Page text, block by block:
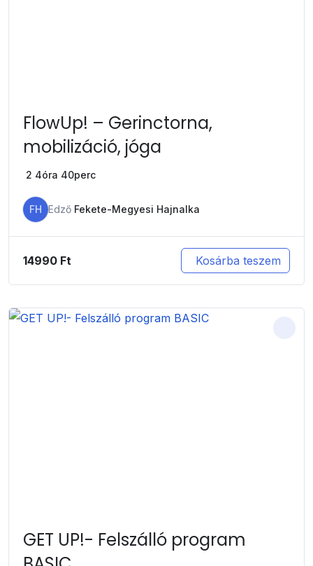
FlowUp! – Gerinctorna,
mobilizáció, jóga
2 4óra 40perc
FH Edző Fekete-Megyesi Hajnalka
14990 Ft Kosárba teszem
GET UP!- Felszálló program